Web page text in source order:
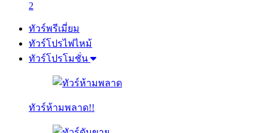
2
ทัวร์พรีเมี่ยม
ทัวร์โปรไฟไหม้
ทัวร์โปรโมชั่น
ทัวร์ห้ามพลาด!!